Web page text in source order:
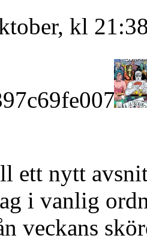
kl
ett nytt
i vanlig
veckans